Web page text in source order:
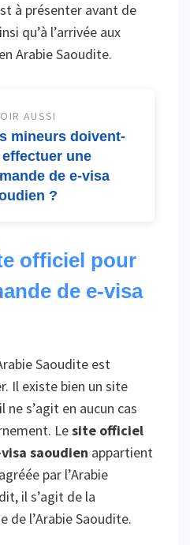
à présenter avant de
qu’à l’arrivée aux
Arabie Saoudite.
AUSSI
mineurs doivent-
une
de e-visa
?
officiel pour
de e-visa
Saoudite est
Il existe bien un site
s’agit en aucun cas
Lesite officiel
saoudien appartient
par l’Arabie
il s’agit de la
l’Arabie Saoudite.